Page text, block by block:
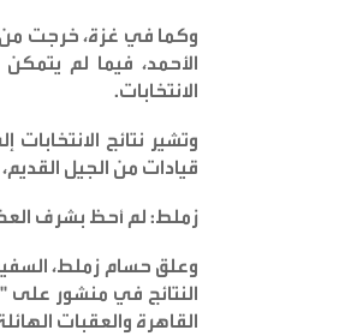
وكما في غزة، خرجت من
الأحمد، فيما لم
الانتخابات.
وتشير نتائج
قيادات من الجيل
زملط: لم أحظ بشرف
وعلق حسام زملط،
النتائج في منشور على
القاهرة والعقبات